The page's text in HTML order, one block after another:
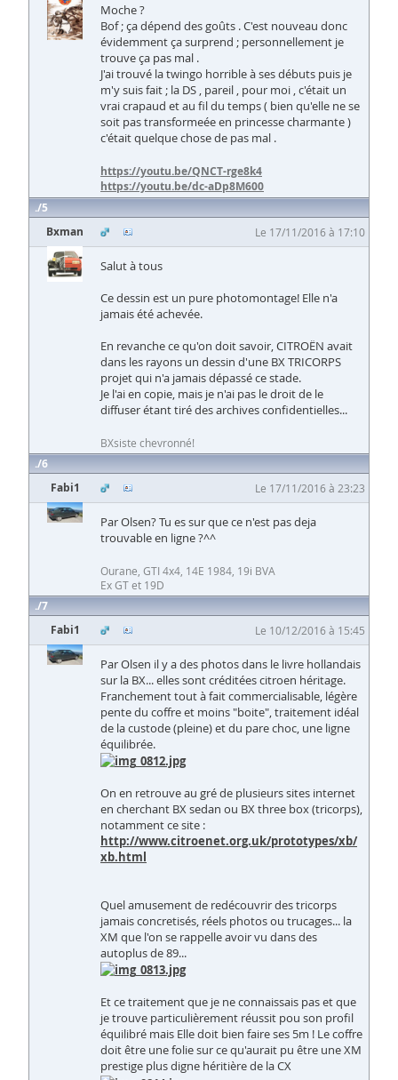
Moche ?
Bof ; ça dépend des goûts . C'est nouveau donc
évidemment ça surprend ; personnellement je
trouve ça pas mal .
J'ai trouvé la twingo horrible à ses débuts puis je
m'y suis fait ; la DS , pareil , pour moi , c'était un
vrai crapaud et au fil du temps ( bien qu'elle ne se
soit pas transformeée en princesse charmante )
c'était quelque chose de pas mal .
https://youtu.be/QNCT-rge8k4
https://youtu.be/dc-aDp8M600
5
Bxman
Le 17/11/2016 à 17:10
Salut à tous
Ce dessin est un pure photomontage! Elle n'a
jamais été achevée.
En revanche ce qu'on doit savoir, CITROËN avait
dans les rayons un dessin d'une BX TRICORPS
projet qui n'a jamais dépassé ce stade.
Je l'ai en copie, mais je n'ai pas le droit de le
diffuser étant tiré des archives confidentielles...
BXsiste chevronné!
6
Fabi1
Le 17/11/2016 à 23:23
Par Olsen? Tu es sur que ce n'est pas deja
trouvable en ligne ?^^
Ourane, GTI 4x4, 14E 1984, 19i BVA
Ex GT et 19D
7
Fabi1
Le 10/12/2016 à 15:45
Par Olsen il y a des photos dans le livre hollandais
sur la BX... elles sont créditées citroen héritage.
Franchement tout à fait commercialisable, légère
pente du coffre et moins "boite", traitement idéal
de la custode (pleine) et du pare choc, une ligne
équilibrée.
On en retrouve au gré de plusieurs sites internet
en cherchant BX sedan ou BX three box (tricorps),
notamment ce site :
http://www.citroenet.org.uk/prototypes/xb/
xb.html
Quel amusement de redécouvrir des tricorps
jamais concretisés, réels photos ou trucages... la
XM que l'on se rappelle avoir vu dans des
autoplus de 89...
Et ce traitement que je ne connaissais pas et que
je trouve particulièrement réussit pou son profil
équilibré mais Elle doit bien faire ses 5m ! Le coffre
doit être une folie sur ce qu'aurait pu être une XM
prestige plus digne héritière de la CX